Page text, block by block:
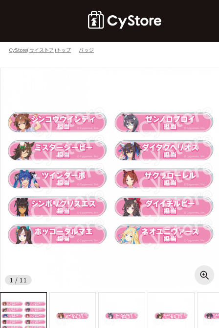
CyStore(サイストア)トップ バッジ
1 / 11